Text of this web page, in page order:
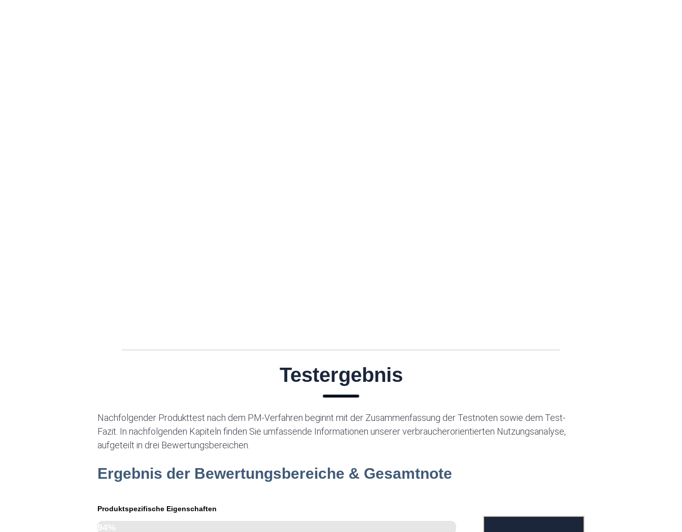
Testergebnis
Nachfolgender Produkttest nach dem PM-Verfahren beginnt mit der Zusammenfassung der Testnoten sowie dem Test-
Fazit. In nachfolgenden Kapiteln finden Sie umfassende Informationen unserer verbraucherorientierten Nutzungsanalyse,
aufgeteilt in drei Bewertungsbereichen.
Ergebnis der Bewertungsbereiche & Gesamtnote
Produktspezifische Eigenschaften
94%